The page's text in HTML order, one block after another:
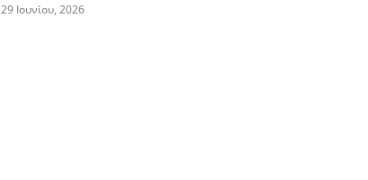
29 Ιουνίου, 2026